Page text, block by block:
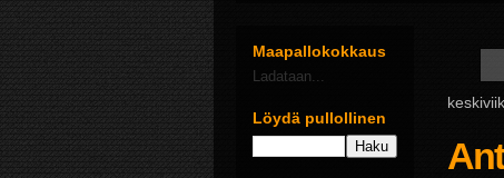
Maapallokokkaus
Ladataan...
Löydä pullollinen